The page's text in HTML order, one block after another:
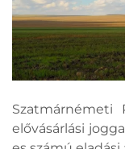
Szatmárnémeti
elővásárlási